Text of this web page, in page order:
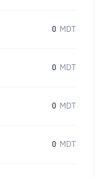
0 MDT
0 MDT
0 MDT
0 MDT